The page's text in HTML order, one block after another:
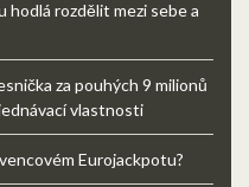
hodlá rozdělit mezi sebe a
za pouhých 9 milionů
vlastnosti
Eurojackpotu?